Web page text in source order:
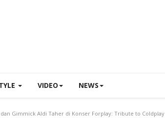
VIDEO NEWS
Gimmick Aldi Taher di Konser Forplay: Tribute to Coldplay